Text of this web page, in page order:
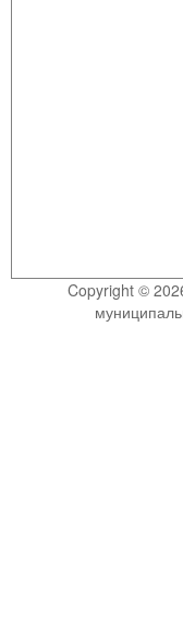
Copyright ©